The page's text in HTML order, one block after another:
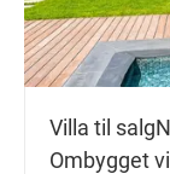
Villa til salg
Ombygget